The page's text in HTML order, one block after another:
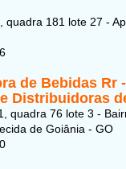
quadra 181 lote 27 -
de Bebidas Rr
Distribuidoras
quadra 76 lote 3 -
de Goiânia - GO